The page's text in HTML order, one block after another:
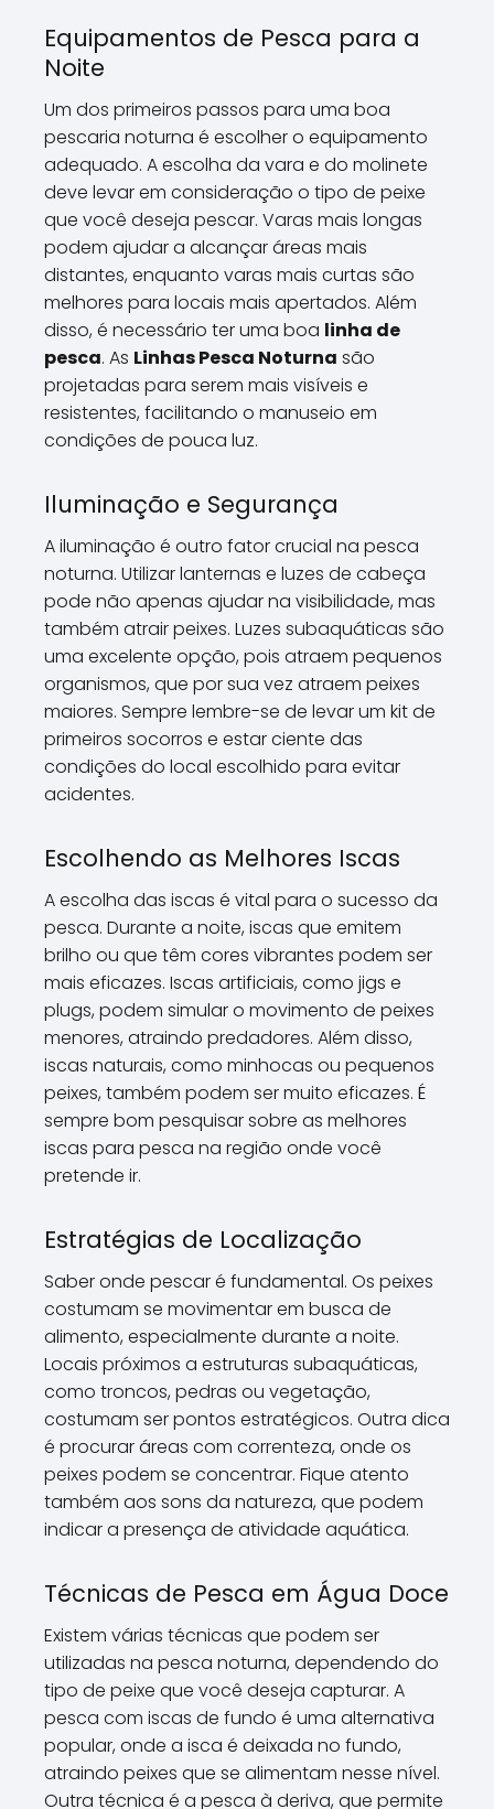
Equipamentos de Pesca para a
Noite
Um dos primeiros passos para uma boa
pescaria noturna é escolher o equipamento
adequado. A escolha da vara e do molinete
deve levar em consideração o tipo de peixe
que você deseja pescar. Varas mais longas
podem ajudar a alcançar áreas mais
distantes, enquanto varas mais curtas são
melhores para locais mais apertados. Além
disso, é necessário ter uma boa linha de
pesca. As Linhas Pesca Noturna são
projetadas para serem mais visíveis e
resistentes, facilitando o manuseio em
condições de pouca luz.
Iluminação e Segurança
A iluminação é outro fator crucial na pesca
noturna. Utilizar lanternas e luzes de cabeça
pode não apenas ajudar na visibilidade, mas
também atrair peixes. Luzes subaquáticas são
uma excelente opção, pois atraem pequenos
organismos, que por sua vez atraem peixes
maiores. Sempre lembre-se de levar um kit de
primeiros socorros e estar ciente das
condições do local escolhido para evitar
acidentes.
Escolhendo as Melhores Iscas
A escolha das iscas é vital para o sucesso da
pesca. Durante a noite, iscas que emitem
brilho ou que têm cores vibrantes podem ser
mais eficazes. Iscas artificiais, como jigs e
plugs, podem simular o movimento de peixes
menores, atraindo predadores. Além disso,
iscas naturais, como minhocas ou pequenos
peixes, também podem ser muito eficazes. É
sempre bom pesquisar sobre as melhores
iscas para pesca na região onde você
pretende ir.
Estratégias de Localização
Saber onde pescar é fundamental. Os peixes
costumam se movimentar em busca de
alimento, especialmente durante a noite.
Locais próximos a estruturas subaquáticas,
como troncos, pedras ou vegetação,
costumam ser pontos estratégicos. Outra dica
é procurar áreas com correnteza, onde os
peixes podem se concentrar. Fique atento
também aos sons da natureza, que podem
indicar a presença de atividade aquática.
Técnicas de Pesca em Água Doce
Existem várias técnicas que podem ser
utilizadas na pesca noturna, dependendo do
tipo de peixe que você deseja capturar. A
pesca com iscas de fundo é uma alternativa
popular, onde a isca é deixada no fundo,
atraindo peixes que se alimentam nesse nível.
Outra técnica é a pesca à deriva, que permite